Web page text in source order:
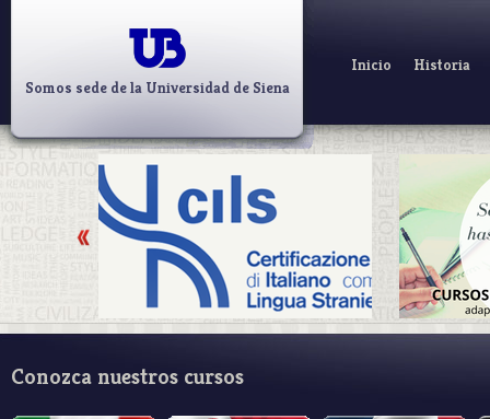
Somos sede de la Universidad de Siena
Inicio Historia
Conozca nuestros cursos